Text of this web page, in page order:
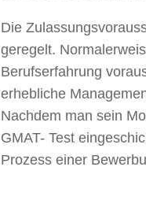
Die
geregelt.
Berufserfahrung
erhebliche
Nachdem man sein
GMAT- Test
Prozess einer